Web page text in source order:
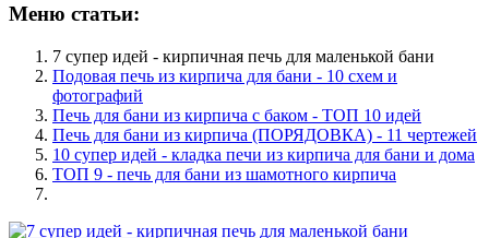
Меню статьи:
7 супер идей - кирпичная печь для маленькой бани
Подовая печь из кирпича для бани - 10 схем и
фотографий
Печь для бани из кирпича с баком - ТОП 10 идей
Печь для бани из кирпича (ПОРЯДОВКА) - 11 чертежей
10 супер идей - кладка печи из кирпича для бани и дома
ТОП 9 - печь для бани из шамотного кирпича